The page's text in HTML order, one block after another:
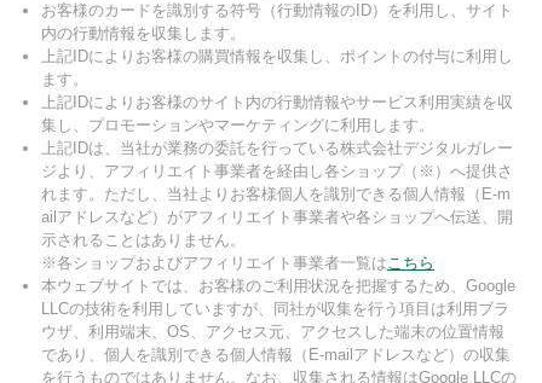
お客様のカードを識別する符号（行動情報のID）を利用し、サイト
内の行動情報を収集します。
上記IDによりお客様の購買情報を収集し、ポイントの付与に利用し
ます。
上記IDによりお客様のサイト内の行動情報やサービス利用実績を収
集し、プロモーションやマーケティングに利用します。
上記IDは、当社が業務の委託を行っている株式会社デジタルガレー
ジより、アフィリエイト事業者を経由し各ショップ（※）へ提供さ
れます。ただし、当社よりお客様個人を識別できる個人情報（E-m
ailアドレスなど）がアフィリエイト事業者や各ショップへ伝送、開
示されることはありません。
※各ショップおよびアフィリエイト事業者一覧はこちら
本ウェブサイトでは、お客様のご利用状況を把握するため、Google
LLCの技術を利用していますが、同社が収集を行う項目は利用ブラ
ウザ、利用端末、OS、アクセス元、アクセスした端末の位置情報
であり、個人を識別できる個人情報（E-mailアドレスなど）の収集
を行うものではありません。なお、収集される情報はGoogle LLCの